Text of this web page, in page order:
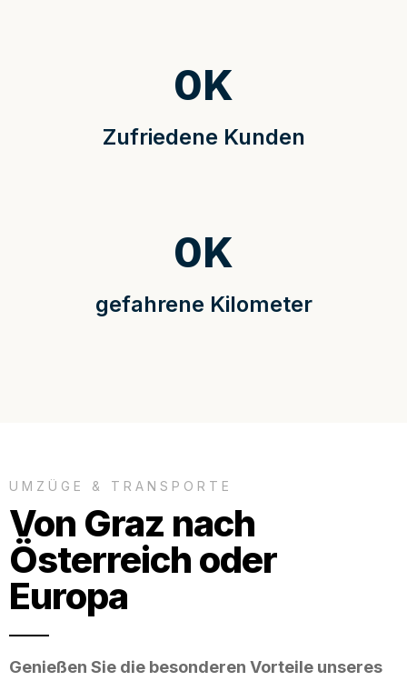
Zufriedene Kunden
0K
gefahrene Kilometer
0K
UMZÜGE & TRANSPORTE
Von Graz nach
Österreich oder
Europa
Genießen Sie die besonderen Vorteile unseres